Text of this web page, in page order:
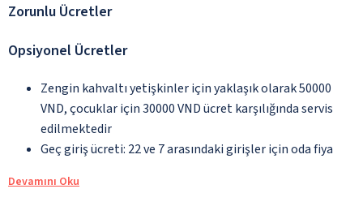
Zorunlu Ücretler
Opsiyonel Ücretler
Zengin kahvaltı yetişkinler için yaklaşık olarak 50000
VND, çocuklar için 30000 VND ücret karşılığında servis
edilmektedir
Geç giriş ücreti: 22 ve 7 arasındaki girişler için oda fiya
Devamını Oku